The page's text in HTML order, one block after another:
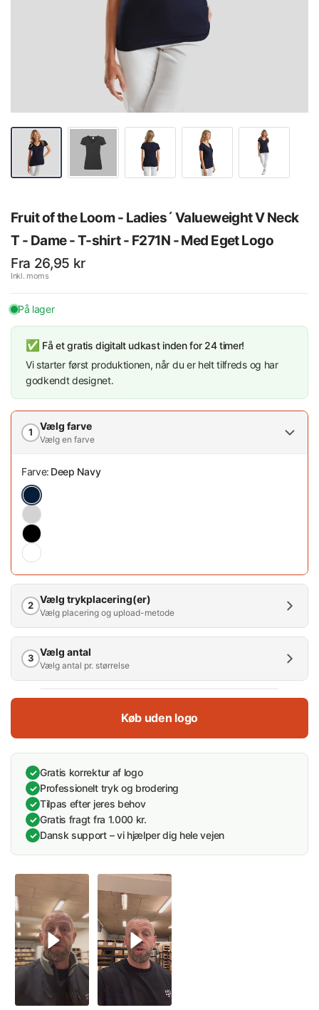
Fruit of the Loom - Ladies´ Valueweight V Neck
T - Dame - T-shirt - F271N - Med Eget Logo
Fra 26,95 kr
Inkl. moms
På lager
✅ Få et gratis digitalt udkast inden for 24 timer!
Vi starter først produktionen, når du er helt tilfreds og har
godkendt designet.
1 Vælg farve
Vælg en farve
Farve: Deep Navy
2 Vælg trykplacering(er)
Vælg placering og upload-metode
3 Vælg antal
Vælg antal pr. størrelse
Antal (mængderabat)
10 25 50
Vælg antal:0 stk.
XS
M
L
Køb uden logo
✓ Gratis korrektur af logo
✓ Professionelt tryk og brodering
✓ Tilpas efter jeres behov
✓ Gratis fragt fra 1.000 kr.
✓ Dansk support – vi hjælper dig hele vejen